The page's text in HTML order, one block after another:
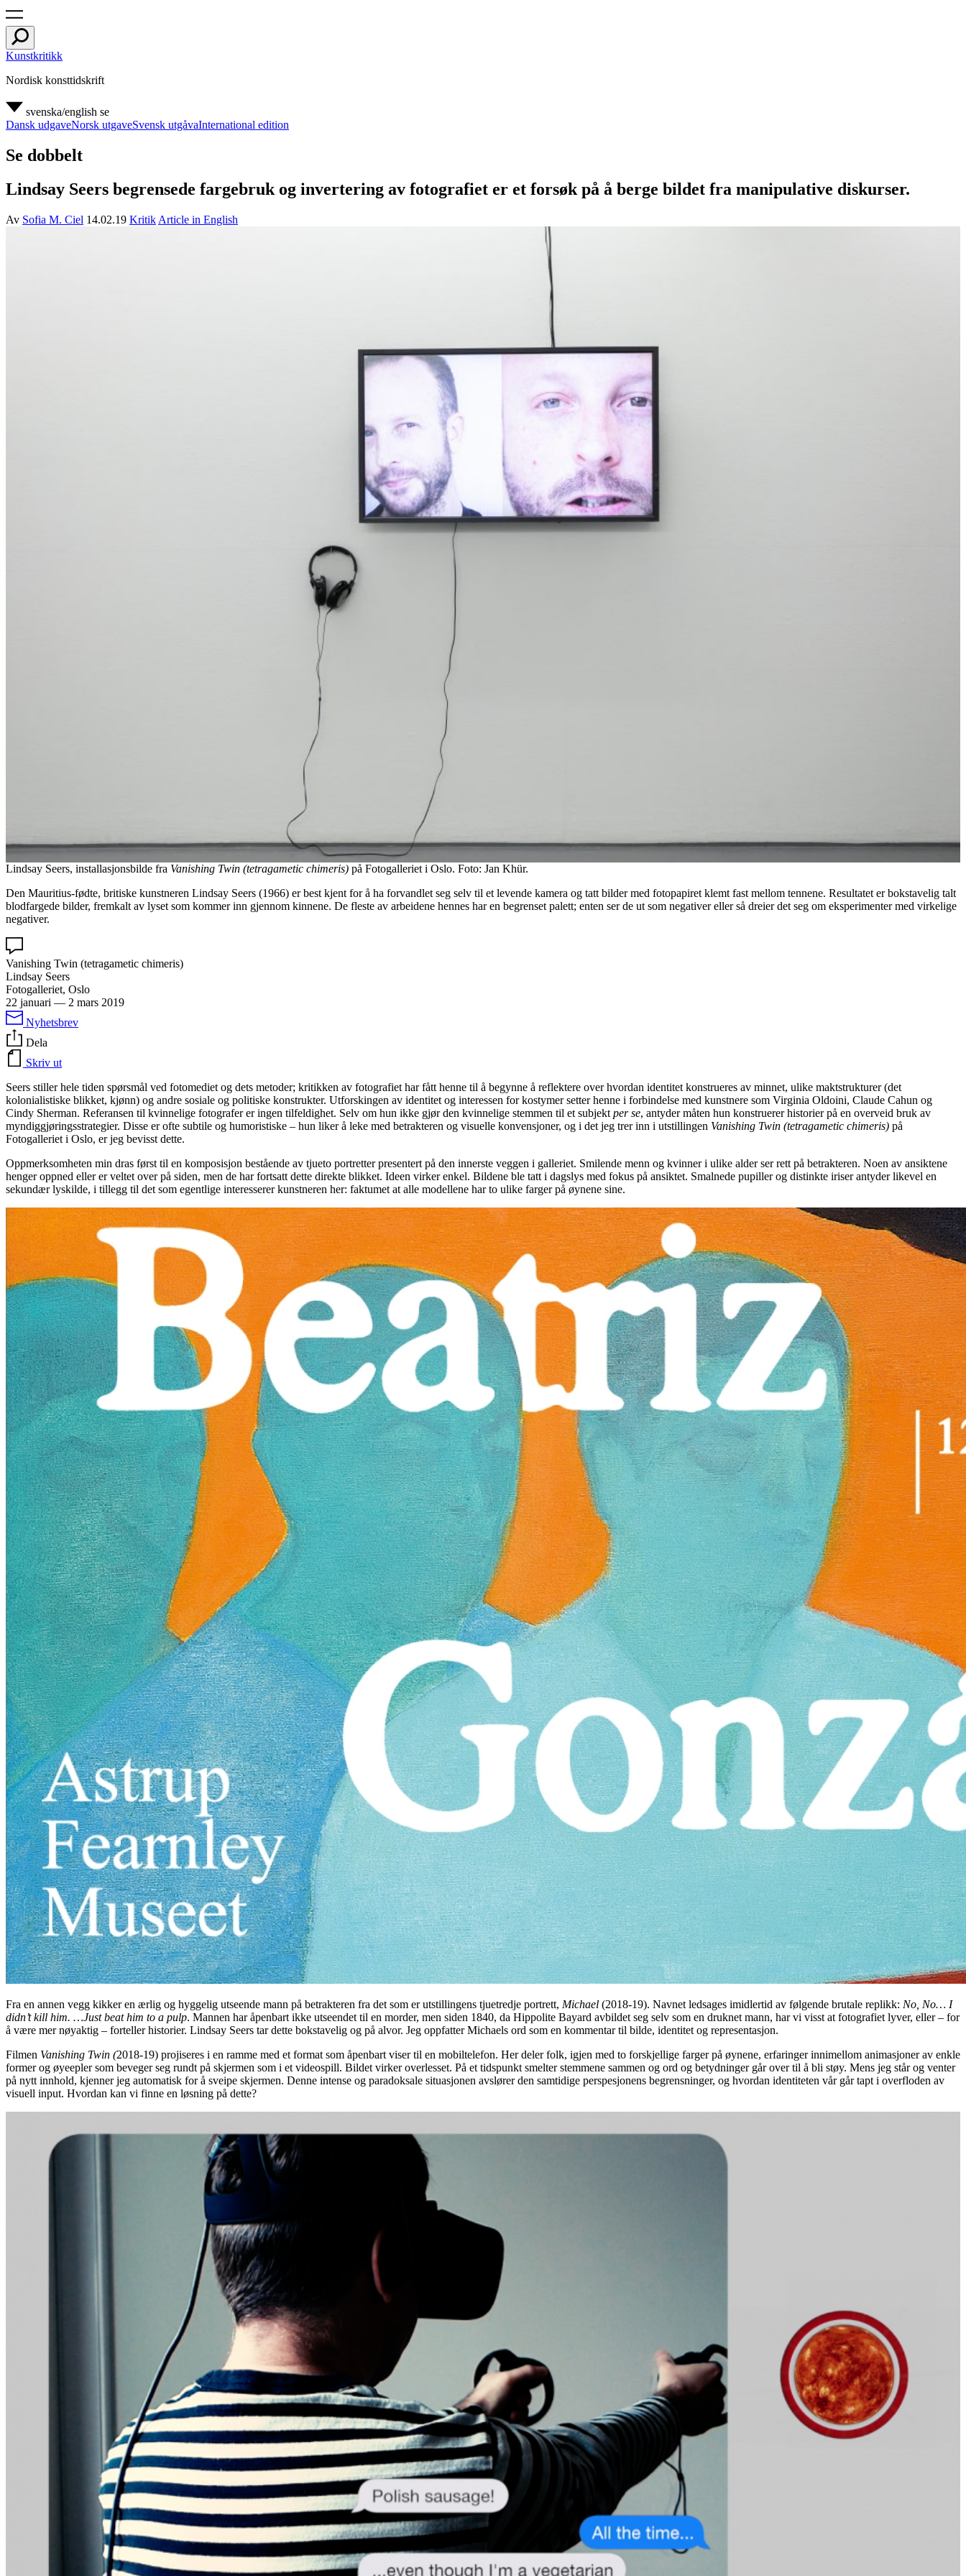
Kunstkritikk
Nordisk konsttidskrift
svenska/english se
Dansk udgaveNorsk utgaveSvensk utgåvaInternational edition
Se dobbelt
Lindsay Seers begrensede fargebruk og invertering av fotografiet er et forsøk på å berge bildet fra manipulative diskurser.
Av Sofia M. Ciel 14.02.19 Kritik Article in English
Lindsay Seers, installasjonsbilde fra Vanishing Twin (tetragametic chimeris) på Fotogalleriet i Oslo. Foto: Jan Khür.
Den Mauritius-fødte, britiske kunstneren Lindsay Seers (1966) er best kjent for å ha forvandlet seg selv til et levende kamera og tatt bilder med fotopapiret klemt fast mellom tennene. Resultatet er bokstavelig talt
blodfargede bilder, fremkalt av lyset som kommer inn gjennom kinnene. De fleste av arbeidene hennes har en begrenset palett; enten ser de ut som negativer eller så dreier det seg om eksperimenter med virkelige
negativer.
Vanishing Twin (tetragametic chimeris)
Lindsay Seers
Fotogalleriet, Oslo
22 januari — 2 mars 2019
Nyhetsbrev
Dela
Skriv ut
Seers stiller hele tiden spørsmål ved fotomediet og dets metoder; kritikken av fotografiet har fått henne til å begynne å reflektere over hvordan identitet konstrueres av minnet, ulike maktstrukturer (det
kolonialistiske blikket, kjønn) og andre sosiale og politiske konstrukter. Utforskingen av identitet og interessen for kostymer setter henne i forbindelse med kunstnere som Virginia Oldoini, Claude Cahun og
Cindy Sherman. Referansen til kvinnelige fotografer er ingen tilfeldighet. Selv om hun ikke gjør den kvinnelige stemmen til et subjekt per se, antyder måten hun konstruerer historier på en overveid bruk av
myndiggjøringsstrategier. Disse er ofte subtile og humoristiske – hun liker å leke med betrakteren og visuelle konvensjoner, og i det jeg trer inn i utstillingen Vanishing Twin (tetragametic chimeris) på
Fotogalleriet i Oslo, er jeg bevisst dette.
Oppmerksomheten min dras først til en komposisjon bestående av tjueto portretter presentert på den innerste veggen i galleriet. Smilende menn og kvinner i ulike alder ser rett på betrakteren. Noen av ansiktene
henger oppned eller er veltet over på siden, men de har fortsatt dette direkte blikket. Ideen virker enkel. Bildene ble tatt i dagslys med fokus på ansiktet. Smalnede pupiller og distinkte iriser antyder likevel en
sekundær lyskilde, i tillegg til det som egentlige interesserer kunstneren her: faktumet at alle modellene har to ulike farger på øynene sine.
Fra en annen vegg kikker en ærlig og hyggelig utseende mann på betrakteren fra det som er utstillingens tjuetredje portrett, Michael (2018-19). Navnet ledsages imidlertid av følgende brutale replikk: No, No… I
didn’t kill him. …Just beat him to a pulp. Mannen har åpenbart ikke utseendet til en morder, men siden 1840, da Hippolite Bayard avbildet seg selv som en druknet mann, har vi visst at fotografiet lyver, eller – for
å være mer nøyaktig – forteller historier. Lindsay Seers tar dette bokstavelig og på alvor. Jeg oppfatter Michaels ord som en kommentar til bilde, identitet og representasjon.
Filmen Vanishing Twin (2018-19) projiseres i en ramme med et format som åpenbart viser til en mobiltelefon. Her deler folk, igjen med to forskjellige farger på øynene, erfaringer innimellom animasjoner av enkle
former og øyeepler som beveger seg rundt på skjermen som i et videospill. Bildet virker overlesset. På et tidspunkt smelter stemmene sammen og ord og betydninger går over til å bli støy. Mens jeg står og venter
på nytt innhold, kjenner jeg automatisk for å sveipe skjermen. Denne intense og paradoksale situasjonen avslører den samtidige perspesjonens begrensninger, og hvordan identiteten vår går tapt i overfloden av
visuell input. Hvordan kan vi finne en løsning på dette?